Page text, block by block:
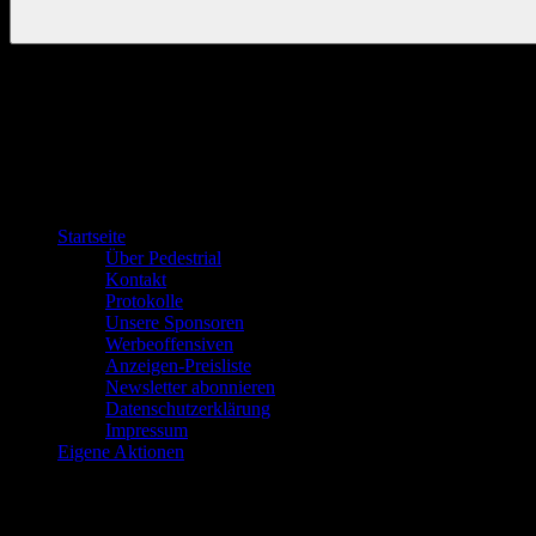
Startseite
Über Pedestrial
Kontakt
Protokolle
Unsere Sponsoren
Werbeoffensiven
Anzeigen-Preisliste
Newsletter abonnieren
Datenschutzerklärung
Impressum
Eigene Aktionen